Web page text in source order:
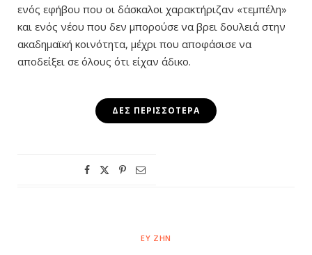
ενός εφήβου που οι δάσκαλοι χαρακτήριζαν «τεμπέλη»
και ενός νέου που δεν μπορούσε να βρει δουλειά στην
ακαδημαϊκή κοινότητα, μέχρι που αποφάσισε να
αποδείξει σε όλους ότι είχαν άδικο.
ΔΕΣ ΠΕΡΙΣΣΌΤΕΡΑ
ΕΥ ΖΗΝ